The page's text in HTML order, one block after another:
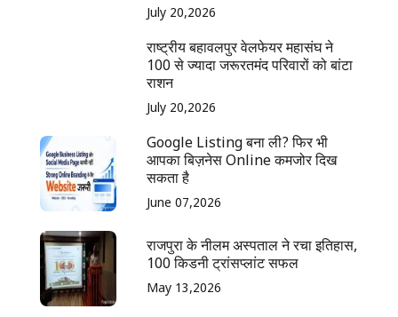
July 20,2026
राष्ट्रीय बहावलपुर वेलफेयर महासंघ ने
100 से ज्यादा जरूरतमंद परिवारों को बांटा
राशन
July 20,2026
Google Listing बना ली? फिर भी
आपका बिज़नेस Online कमजोर दिख
सकता है
June 07,2026
राजपुरा के नीलम अस्पताल ने रचा इतिहास,
100 किडनी ट्रांसप्लांट सफल
May 13,2026